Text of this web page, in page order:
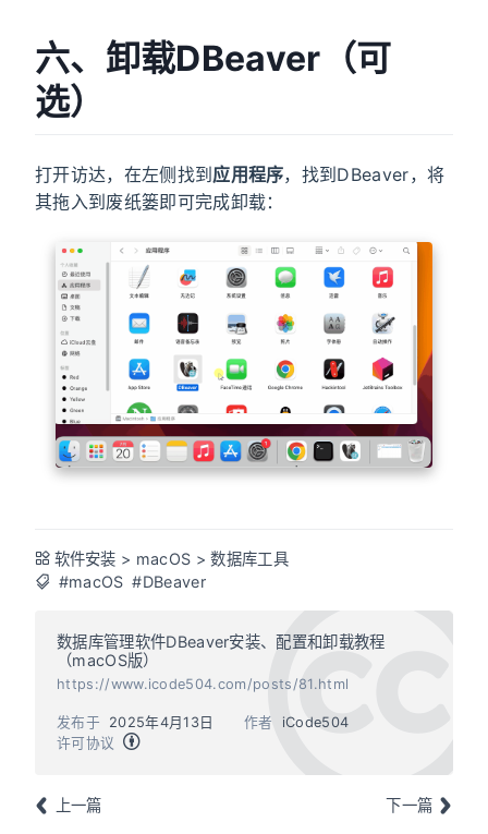
六、卸载DBeaver（可
选）
打开访达，在左侧找到 应用程序，找到DBeaver，将
其拖入到废纸篓即可完成卸载：
软件安装 > macOS > 数据库工具
#macOS #DBeaver
数据库管理软件DBeaver安装、配置和卸载教程
（macOS版）
https://www.icode504.com/posts/81.html
作者 iCode504
发布于
2025年4月13日
许可协议
上一篇 下一篇